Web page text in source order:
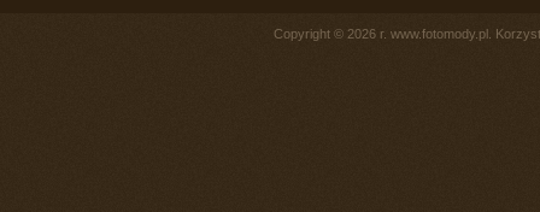
Copyright © 2026 r. www.fotomody.pl.